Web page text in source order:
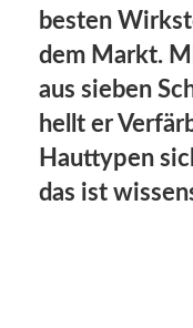
besten
dem Markt.
aus sieben
hellt er
Hauttypen
das ist